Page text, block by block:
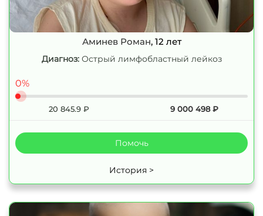
Аминев Роман, 12 лет
Диагноз: Острый лимфобластный лейкоз
0%
20 845.9 ₽ 9 000 498₽
Помочь
История >